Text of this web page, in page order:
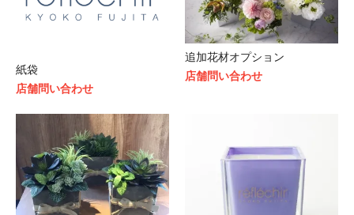
紙袋
店舗問い合わせ
追加花材オプション
店舗問い合わせ